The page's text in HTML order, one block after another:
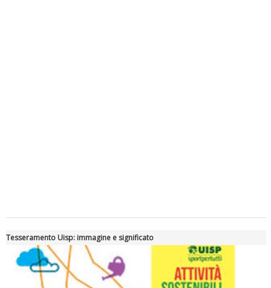
Tiziano Pesce a Radio InBlu2000 traccia il bilancio della stagione
Tesseramento Uisp: immagine e significato